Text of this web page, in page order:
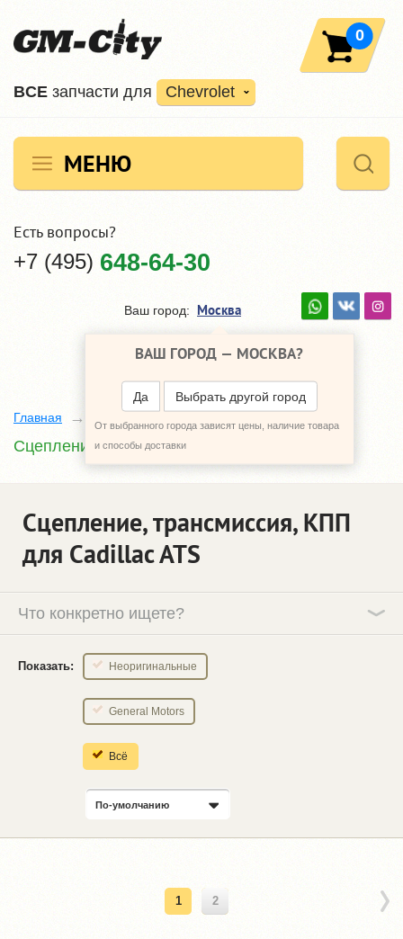
ВCE запчасти для Chevrolet
0
МЕНЮ
Есть вопросы?
+7 (495) 648-64-30
Ваш город: Москва
ВАШ ГОРОД — МОСКВА?
Да Выбрать другой город
От выбранного города зависят цены, наличие товара
и способы доставки
Главная
Сцепление, трансмиссия, КПП
Сцепление, трансмиссия, КПП
для Cadillac ATS
Что конкретно ищете?
Показать: Неоригинальные
General Motors
Всё
По-умолчанию
1 2